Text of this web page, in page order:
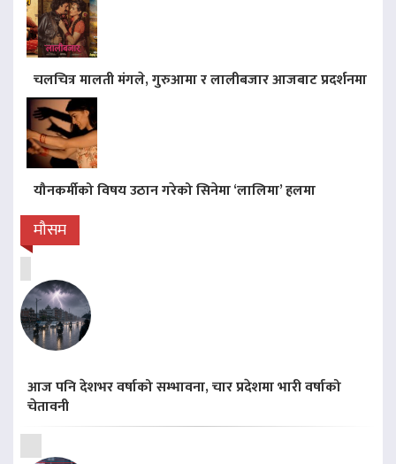
चलचित्र मालती मंगले, गुरुआमा र लालीबजार आजबाट प्रदर्शनमा
यौनकर्मीको विषय उठान गरेको सिनेमा ‘लालिमा’ हलमा
मौसम
आज पनि देशभर वर्षाको सम्भावना, चार प्रदेशमा भारी वर्षाको
चेतावनी